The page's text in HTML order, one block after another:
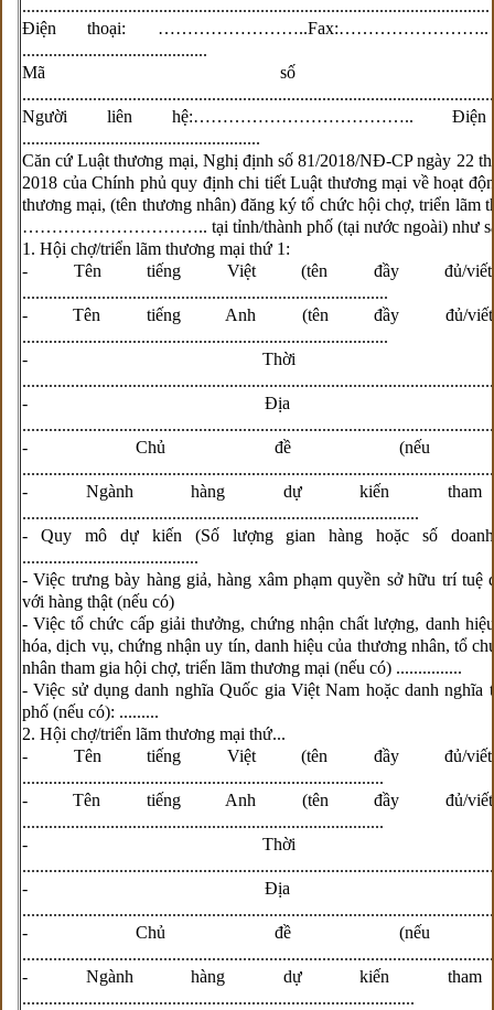
..........................................................................................................
Điện thoại: ……………………..Fax:……………………..
..........................................
Mã số
Người liên hệ:……………………………….. Điện
......................................................
Căn cứ Luật thương mại, Nghị định số 81/2018/NĐ-CP ngày 22
2018 của Chính phủ quy định chi tiết Luật thương mại về hoạt
thương mại, (tên thương nhân) đăng ký tổ chức hội chợ, triển lãm
………………………….. tại tỉnh/thành phố (tại nước ngoài) như
1. Hội chợ/triển lãm thương mại thứ 1:
- Tên tiếng Việt (tên đầy đủ/
...................................................................................
- Tên tiếng Anh (tên đầy đủ/
...................................................................................
- Thời
- Địa
- Chủ đề (nếu
- Ngành hàng dự kiến
..........................................................................................
- Quy mô dự kiến (Số lượng gian hàng hoặc số doanh
........................................
- Việc trưng bày hàng giả, hàng xâm phạm quyền sở hữu trí tuệ
với hàng thật (nếu có)
- Việc tổ chức cấp giải thưởng, chứng nhận chất lượng, danh
hóa, dịch vụ, chứng nhận uy tín, danh hiệu của thương nhân, tổ
nhân tham gia hội chợ, triển lãm thương mại (nếu có) ...............
- Việc sử dụng danh nghĩa Quốc gia Việt Nam hoặc danh nghĩa
phố (nếu có): .........
2. Hội chợ/triển lãm thương mại thứ...
- Tên tiếng Việt (tên đầy đủ/
..................................................................................
- Tên tiếng Anh (tên đầy đủ/
..................................................................................
- Thời
- Địa
- Chủ đề (nếu
- Ngành hàng dự kiến
.........................................................................................